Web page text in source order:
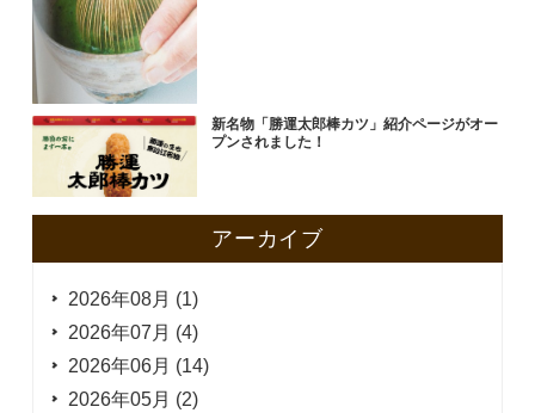
新名物「勝運太郎棒カツ」紹介ページがオー
プンされました！
アーカイブ
2026年08月 (1)
2026年07月 (4)
2026年06月 (14)
2026年05月 (2)